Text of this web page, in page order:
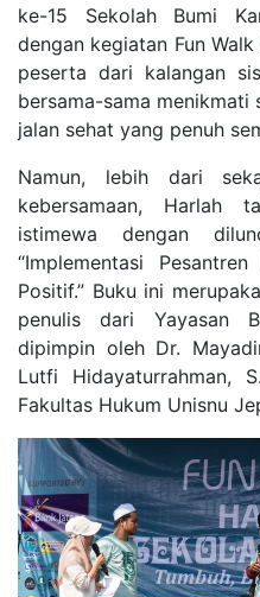
ke-15 Sekolah Bumi
dengan kegiatan Fun
peserta dari kalangan
bersama-sama menikmati
jalan sehat yang penuh
Namun, lebih dari
kebersamaan, Harlah
istimewa dengan
“Implementasi
Positif.” Buku ini
penulis dari Yayasan
dipimpin oleh Dr.
Lutfi Hidayaturrahman,
Fakultas Hukum Unisnu